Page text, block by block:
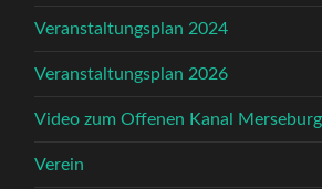
Veranstaltungsplan 2024
Veranstaltungsplan 2026
Video zum Offenen Kanal
Verein